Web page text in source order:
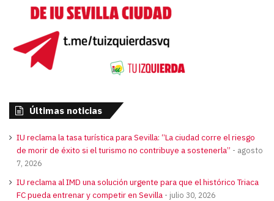
Últimas noticias
IU reclama la tasa turística para Sevilla: “La ciudad corre el riesgo
de morir de éxito si el turismo no contribuye a sostenerla”
agosto
7, 2026
IU reclama al IMD una solución urgente para que el histórico Triaca
FC pueda entrenar y competir en Sevilla
julio 30, 2026